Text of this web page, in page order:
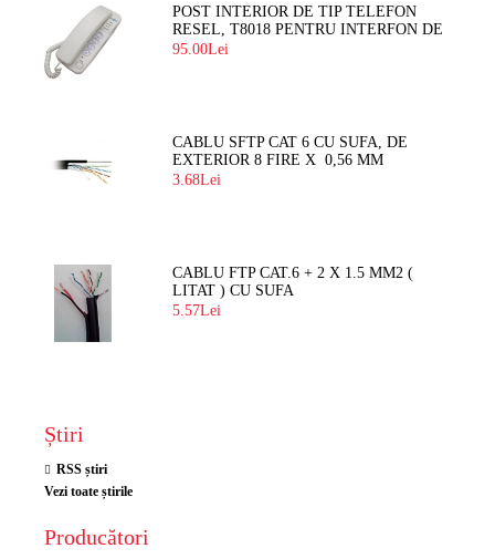
POST INTERIOR DE TIP TELEFON
RESEL, T8018 PENTRU INTERFON DE
BLOC
95.00Lei
CABLU SFTP CAT 6 CU SUFA, DE
EXTERIOR 8 FIRE X 0,56 MM
3.68Lei
CABLU FTP CAT.6 + 2 X 1.5 MM2 (
LITAT ) CU SUFA
5.57Lei
Știri
RSS știri
Vezi toate știrile
Producători